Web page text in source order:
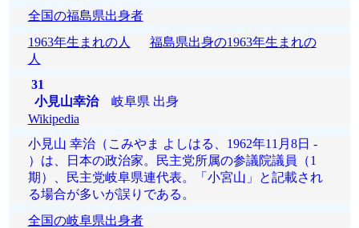
全国の福島県出身者
1963年生まれの人
福島県出身の1963年生まれの
人
31
小見山幸治岐阜県 出身
Wikipedia
小見山 幸治（こみやま よしはる、1962年11月8日 -
）は、日本の政治家。民主党所属の参議院議員（1
期）、民主党岐阜県連代表。「小宮山」と記載され
る場合が多いが誤りである。
全国の岐阜県出身者